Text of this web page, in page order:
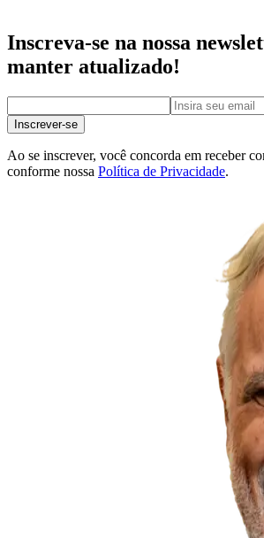
Inscreva-se na nossa
manter atualizado!
Inscrever-se
Ao se inscrever, você concorda em receber
conforme nossa Política de Privacidade.